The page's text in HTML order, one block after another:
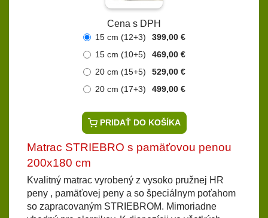
Cena s DPH
15 cm (12+3)
399,00 €
15 cm (10+5)
469,00 €
20 cm (15+5)
529,00 €
20 cm (17+3)
499,00 €
PRIDAŤ DO KOŠÍKA
Matrac STRIEBRO s pamäťovou penou
200x180 cm
Kvalitný matrac vyrobený z vysoko pružnej HR
peny , pamäťovej peny a so špeciálnym poťahom
so zapracovaným STRIEBROM. Mimoriadne